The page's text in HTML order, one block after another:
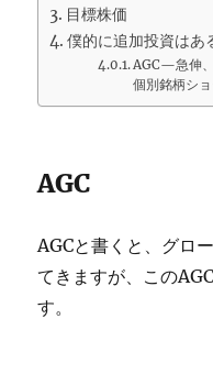
目標株価
僕的に追加投資はあ
AGC—急伸
個別銘柄シ
AGC
AGCと書くと、グロ
てきますが、この
す。